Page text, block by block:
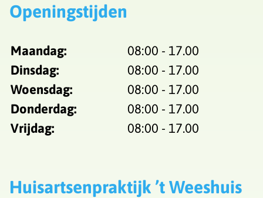
Openingstijden
Maandag:
08:00 - 17.00
Dinsdag:
08:00 - 17.00
Woensdag:
08:00 - 17.00
Donderdag:
08:00 - 17.00
Vrijdag:
08:00 - 17.00
Huisartsenpraktijk ’t Weeshuis